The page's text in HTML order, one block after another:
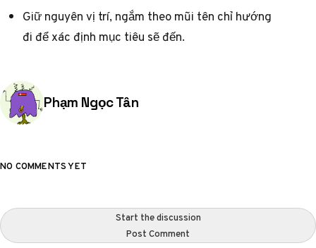
Giữ nguyên vị trí, ngắm theo mũi tên chỉ hướng
đi để xác định mục tiêu sẽ đến.
Posted by
Phạm Ngọc Tân
NO COMMENTS YET
Start the discussion
Post Comment